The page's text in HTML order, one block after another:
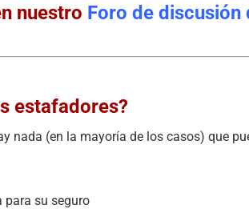
nuestro Foro de discusión
estafadores?
nada (en la mayoría de los casos) que
para su seguro